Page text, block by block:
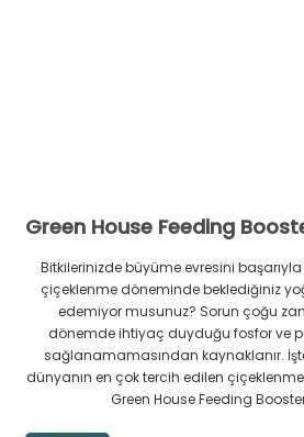
Bitkilerinizde büyüme evresini
çiçeklenme döneminde beklediğiniz
edemiyor musunuz? Sorun çoğu
dönemde ihtiyaç duyduğu fosfor ve
sağlanamamasından kaynaklanır.
dünyanın en çok tercih edilen
Green House Feeding